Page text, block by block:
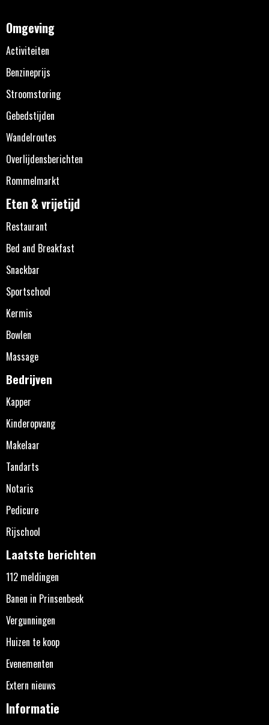
Omgeving
Activiteiten
Benzineprijs
Stroomstoring
Gebedstijden
Wandelroutes
Overlijdensberichten
Rommelmarkt
Eten & vrijetijd
Restaurant
Bed and Breakfast
Snackbar
Sportschool
Kermis
Bowlen
Massage
Bedrijven
Kapper
Kinderopvang
Makelaar
Tandarts
Notaris
Pedicure
Rijschool
Laatste berichten
112 meldingen
Banen in Prinsenbeek
Vergunningen
Huizen te koop
Evenementen
Extern nieuws
Informatie